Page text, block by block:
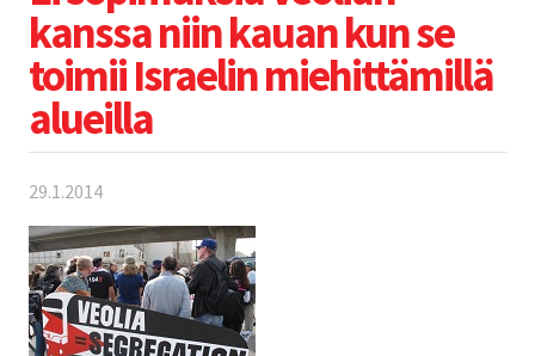
kanssa niin kauan kun se
toimii Israelin miehittämillä
alueilla
29.1.2014